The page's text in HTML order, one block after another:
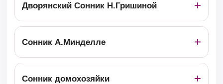
Дворянский Сонник Н.Гришиной
Сонник А.Минделле
Сонник домохозяйки